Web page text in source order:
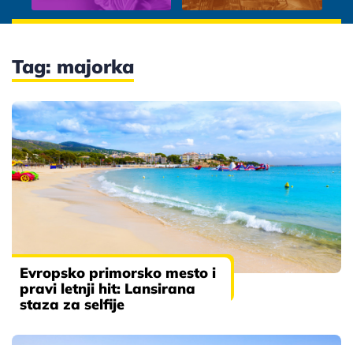
Tag: majorka
Evropsko primorsko mesto i
pravi letnji hit: Lansirana
staza za selfije